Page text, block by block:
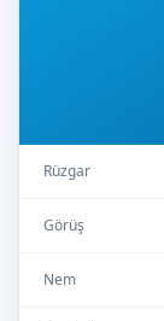
Rüzgar
Görüş
Nem